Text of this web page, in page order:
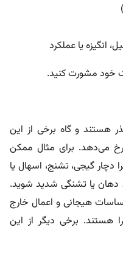
انگیزه یا عملکرد
خود مشورت کنید.
هستند و گاه برخی از این
می‌دهد. برای مثال ممکن
گیجی، تشنج، اسهال یا
یا تشنگی شدید شوید.
هیجانی و اعمال خارج
هستند. برخی دیگر از این